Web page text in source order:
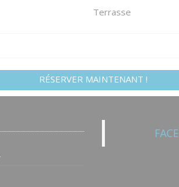
Terrasse
RÉSERVER MAINTENANT !